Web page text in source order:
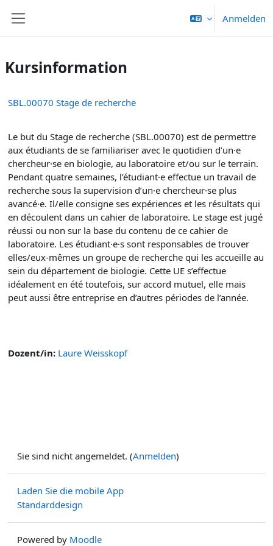
Anmelden
Kursinformation
SBL.00070 Stage de recherche
Le but du Stage de recherche (SBL.00070) est de permettre
aux étudiants de se familiariser avec le quotidien d’un·e
chercheur·se en biologie, au laboratoire et/ou sur le terrain.
Pendant quatre semaines, l’étudiant·e effectue un travail de
recherche sous la supervision d’un·e chercheur·se plus
avancé·e. Il/elle consigne ses expériences et les résultats qui
en découlent dans un cahier de laboratoire. Le stage est jugé
réussi ou non sur la base du contenu de ce cahier de
laboratoire. Les étudiant·e·s sont responsables de trouver
elles/eux-mêmes un groupe de recherche qui les accueille au
sein du département de biologie. Cette UE s’effectue
idéalement en été toutefois, sur accord mutuel, elle mais
peut aussi être entreprise en d’autres périodes de l’année.
Dozent/in: Laure Weisskopf
Sie sind nicht angemeldet. (Anmelden)
Laden Sie die mobile App
Standarddesign
Powered by Moodle